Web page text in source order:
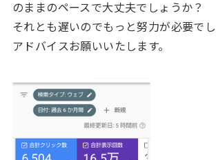
のままのペースで大丈夫でしょうか？
それとも遅いのでもっと努力が必要で
アドバイスお願いいたします。